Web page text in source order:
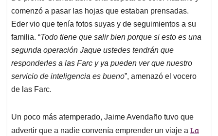
comenzó a pasar las hojas que estaban prensadas.
Eder vio que tenía fotos suyas y de seguimientos a su
familia. “Todo tiene que salir bien porque si esto es una
segunda operación Jaque ustedes tendrán que
responderles a las Farc y ya pueden ver que nuestro
servicio de inteligencia es bueno”, amenazó el vocero
de las Farc.
Un poco más atemperado, Jaime Avendaño tuvo que
advertir que a nadie convenía emprender un viaje a La